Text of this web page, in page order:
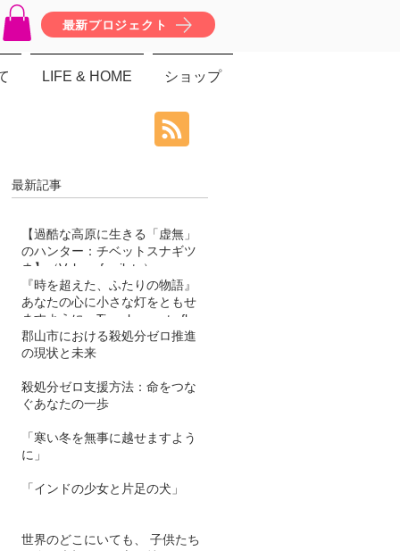
最新プロジェクト
LIFE & HOME ショップ
最新記事
【過酷な高原に生きる「虚無」
のハンター：チベットスナギツ
ネ】（Vulpes ferrilata）
『時を超えた、ふたりの物語』
あなたの心に小さな灯をともせ
ますように。Time began to flow
again
郡山市における殺処分ゼロ推進
の現状と未来
殺処分ゼロ支援方法：命をつな
ぐあなたの一歩
「寒い冬を無事に越せますよう
に」
「インドの少女と片足の犬」
世界のどこにいても、 子供たち